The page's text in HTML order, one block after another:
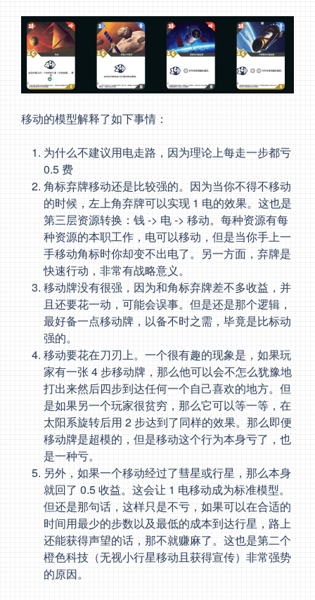
移动的模型解释了如下事情：
为什么不建议用电走路，因为理论上每走一步都亏
0.5 费
角标弃牌移动还是比较强的。因为当你不得不移动
的时候，左上角弃牌可以实现 1 电的效果。这也是
第三层资源转换：钱 -> 电 -> 移动。每种资源有每
种资源的本职工作，电可以移动，但是当你手上一
手移动角标时你却变不出电了。另一方面，弃牌是
快速行动，非常有战略意义。
移动牌没有很强，因为和角标弃牌差不多收益，并
且还要花一动，可能会误事。但是还是那个逻辑，
最好备一点移动牌，以备不时之需，毕竟是比标动
强的。
移动要花在刀刃上。一个很有趣的现象是，如果玩
家有一张 4 步移动牌，那么他可以会不怎么犹豫地
打出来然后四步到达任何一个自己喜欢的地方。但
是如果另一个玩家很贫穷，那么它可以等一等，在
太阳系旋转后用 2 步达到了同样的效果。那么即便
移动牌是超模的，但是移动这个行为本身亏了，也
是一种亏。
另外，如果一个移动经过了彗星或行星，那么本身
就回了 0.5 收益。这会让 1 电移动成为标准模型。
但还是那句话，这样只是不亏，如果可以在合适的
时间用最少的步数以及最低的成本到达行星，路上
还能获得声望的话，那不就赚麻了。这也是第二个
橙色科技（无视小行星移动且获得宣传）非常强势
的原因。